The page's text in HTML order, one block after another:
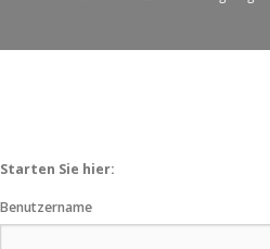
Starten Sie hier:
Benutzername